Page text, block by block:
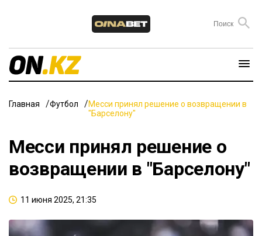
Главная Футбол
Месси принял решение о возвращении в
"Барселону"
Месси принял решение о
возвращении в "Барселону"
11 июня 2025, 21:35